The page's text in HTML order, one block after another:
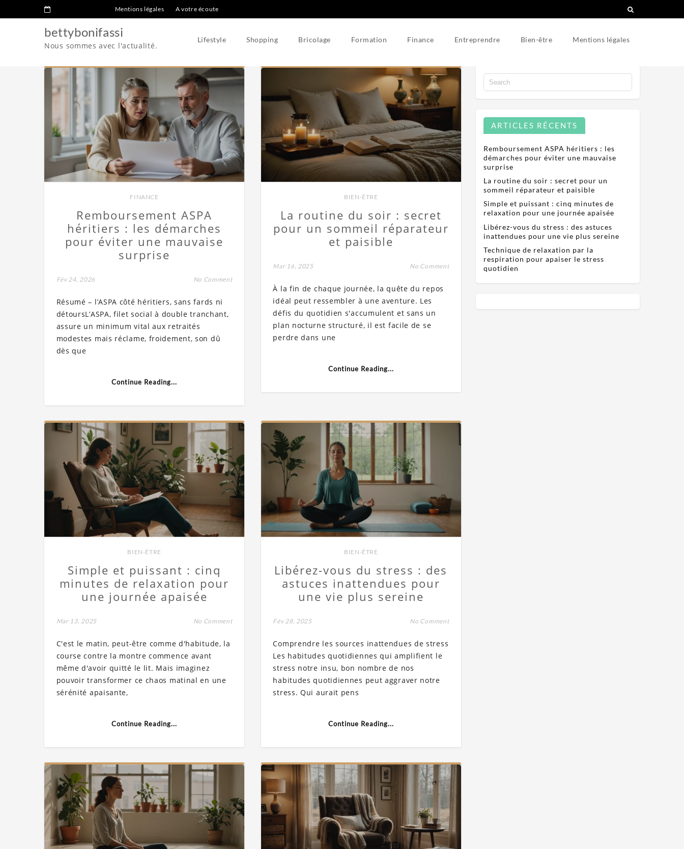
Mentions légales A votre écoute
bettybonifassi
Nous sommes avec l'actualité.
Lifestyle Shopping Bricolage Formation Finance Entreprendre Bien-être Mentions légales
FINANCE
Remboursement ASPA
héritiers : les démarches
pour éviter une mauvaise
surprise
Fév 24, 2026 No Comment
Résumé – l’ASPA côté héritiers, sans fards ni
détoursL’ASPA, filet social à double tranchant,
assure un minimum vital aux retraités
modestes mais réclame, froidement, son dû
dès que
Continue Reading...
BIEN-ÊTRE
La routine du soir : secret
pour un sommeil réparateur
et paisible
Mar 16, 2025 No Comment
À la fin de chaque journée, la quête du repos
idéal peut ressembler à une aventure. Les
défis du quotidien s'accumulent et sans un
plan nocturne structuré, il est facile de se
perdre dans une
Continue Reading...
BIEN-ÊTRE
Simple et puissant : cinq
minutes de relaxation pour
une journée apaisée
Mar 13, 2025 No Comment
C'est le matin, peut-être comme d'habitude, la
course contre la montre commence avant
même d'avoir quitté le lit. Mais imaginez
pouvoir transformer ce chaos matinal en une
sérénité apaisante,
Continue Reading...
BIEN-ÊTRE
Libérez-vous du stress : des
astuces inattendues pour
une vie plus sereine
Fév 28, 2025 No Comment
Comprendre les sources inattendues de stress
Les habitudes quotidiennes qui amplifient le
stress notre insu, bon nombre de nos
habitudes quotidiennes peut aggraver notre
stress. Qui aurait pens
Continue Reading...
ARTICLES RÉCENTS
Remboursement ASPA héritiers : les
démarches pour éviter une mauvaise
surprise
La routine du soir : secret pour un
sommeil réparateur et paisible
Simple et puissant : cinq minutes de
relaxation pour une journée apaisée
Libérez-vous du stress : des astuces
inattendues pour une vie plus sereine
Technique de relaxation par la
respiration pour apaiser le stress
quotidien